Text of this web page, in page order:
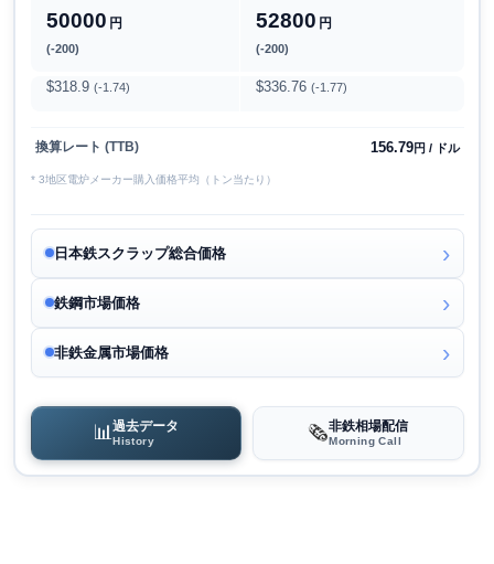
50000 円
(-200)
52800 円
(-200)
$318.9 (-1.74) $336.76 (-1.77)
換算レート (TTB) 156.79円 / ドル
* 3地区電炉メーカー購入価格平均（トン当たり）
日本鉄スクラップ総合価格
鉄鋼市場価格
非鉄金属市場価格
📊過去データ
History 🗞️非鉄相場配信
Morning Call